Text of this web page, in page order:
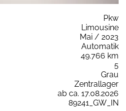
Pkw
Limousine
Mai / 2023
Automatik
49.766 km
5
Grau
Zentrallager
ab ca. 17.08.2026
89241_GW_IN